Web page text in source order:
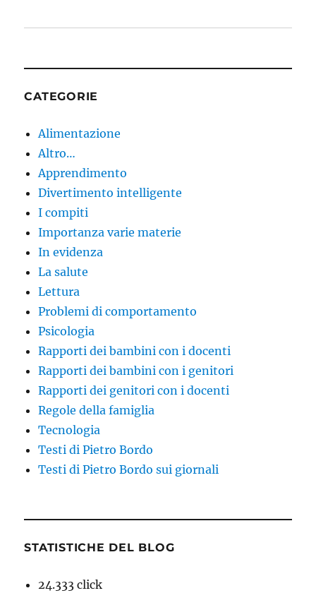
CATEGORIE
Alimentazione
Altro…
Apprendimento
Divertimento intelligente
I compiti
Importanza varie materie
In evidenza
La salute
Lettura
Problemi di comportamento
Psicologia
Rapporti dei bambini con i docenti
Rapporti dei bambini con i genitori
Rapporti dei genitori con i docenti
Regole della famiglia
Tecnologia
Testi di Pietro Bordo
Testi di Pietro Bordo sui giornali
STATISTICHE DEL BLOG
24.333 click